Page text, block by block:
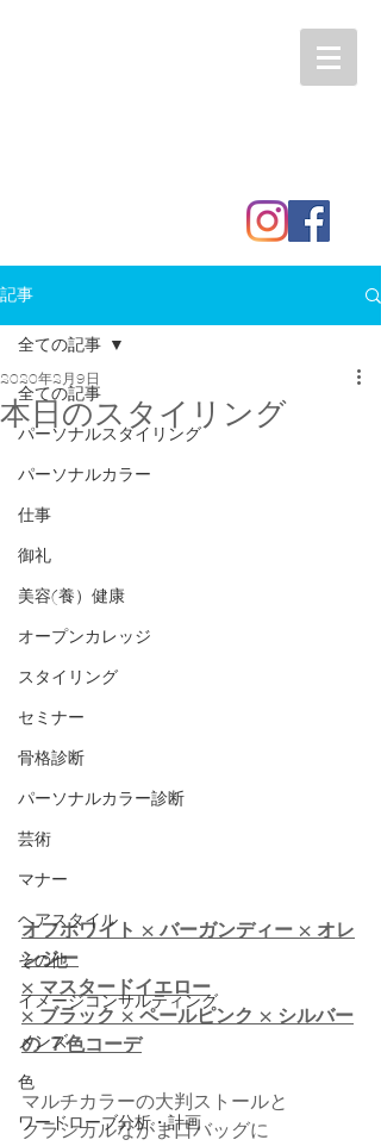
記事
全ての記事
パーソナルスタイリング
パーソナルカラー
仕事
御礼
美容(養）健康
オープンカレッジ
スタイリング
セミナー
骨格診断
パーソナルカラー診断
芸術
マナー
ヘアスタイル
その他
イメージコンサルティング
メンズ
色
ワードローブ分析・計画
全ての記事
本日のスタイリング
2020年2月9日
オフホワイト × バーガンディー × オレ
ンジー
× マスタードイエロー
× ブラック × ペールピンク × シルバー
の ７色コーデ
マルチカラーの大判ストールと
クラシカルながま口バッグに